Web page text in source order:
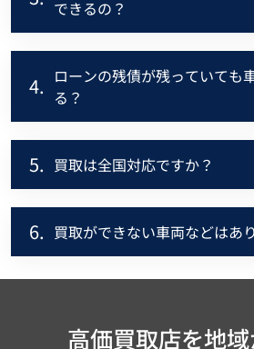
できるの？
4. ローンの残債が残っていても
る？
5. 買取は全国対応ですか？
6. 買取ができない車両などはあ
高価買取店を地